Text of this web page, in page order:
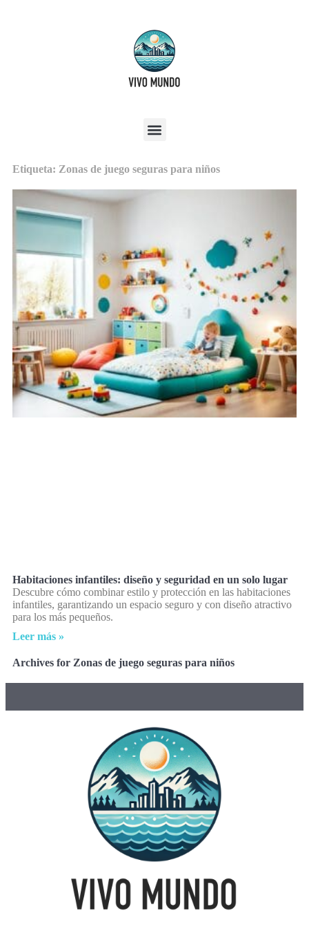
Etiqueta: Zonas de juego seguras para niños
Habitaciones infantiles: diseño y seguridad en un solo lugar
Descubre cómo combinar estilo y protección en las habitaciones
infantiles, garantizando un espacio seguro y con diseño atractivo
para los más pequeños.
Leer más »
Archives for Zonas de juego seguras para niños